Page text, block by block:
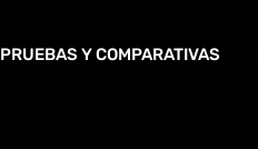
PRUEBAS Y COMPARATIVAS